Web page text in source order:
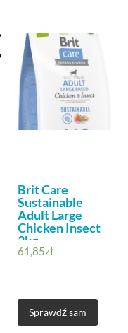
Brit Care
Sustainable
Adult Large
Chicken Insect
3kg
61,85zł
Sprawdź sam